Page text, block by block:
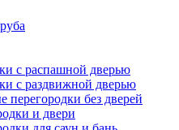
c распашной дверью
с раздвижной дверью
перегородки без дверей
и двери